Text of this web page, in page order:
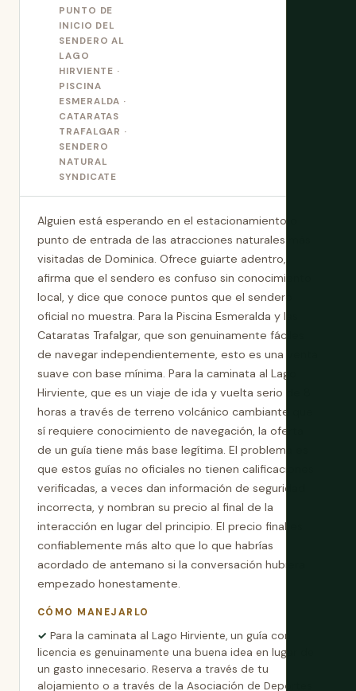
PUNTO DE
INICIO DEL
SENDERO AL
LAGO
HIRVIENTE ·
PISCINA
ESMERALDA ·
CATARATAS
TRAFALGAR ·
SENDERO
NATURAL
SYNDICATE
Alguien está esperando en el estacionamiento o
punto de entrada de las atracciones naturales más
visitadas de Dominica. Ofrece guiarte adentro,
afirma que el sendero es confuso sin conocimiento
local, y dice que conoce puntos que el sendero
oficial no muestra. Para la Piscina Esmeralda y las
Cataratas Trafalgar, que son genuinamente fáciles
de navegar independientemente, esto es una venta
suave con base mínima. Para la caminata al Lago
Hirviente, que es un viaje de ida y vuelta serio de 8
horas a través de terreno volcánico cambiante que
sí requiere conocimiento de navegación, la oferta
de un guía tiene más base legítima. El problema es
que estos guías no oficiales no tienen calificaciones
verificadas, a veces dan información de seguridad
incorrecta, y nombran su precio al final de la
interacción en lugar del principio. El precio final es
confiablemente más alto que lo que habrías
acordado de antemano si la conversación hubiera
empezado honestamente.
CÓMO MANEJARLO
Para la caminata al Lago Hirviente, un guía con
licencia es genuinamente una buena idea en lugar de
un gasto innecesario. Reserva a través de tu
alojamiento o a través de la Asociación de Deportes